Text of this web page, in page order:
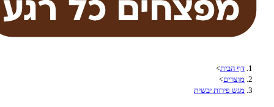
דף הבית >
מוצרים>
מגש פירות יבשית